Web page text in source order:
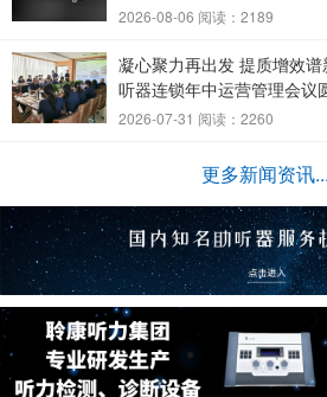
2026-08-06 阅读：2189
凝心聚力再出发 提质增效
听器连锁年中运营管理会议
2026-07-31 阅读：2260
更多新闻资讯...